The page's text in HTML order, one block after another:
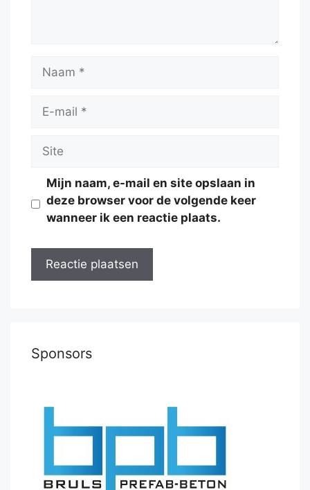
Naam
Site
Mijn naam, e-mail en site opslaan in
deze browser voor de volgende keer
wanneer ik een reactie plaats.
Sponsors